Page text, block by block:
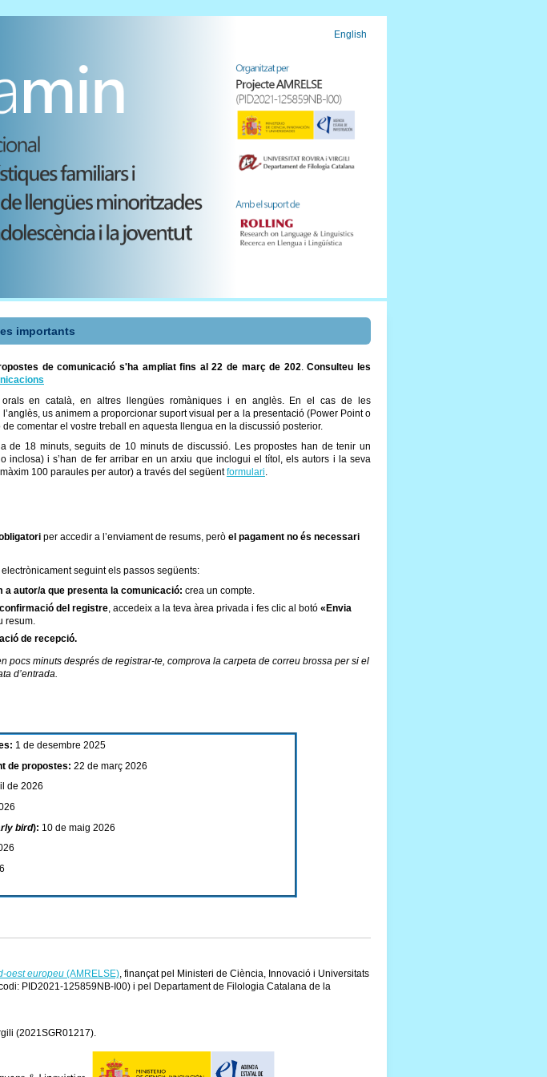
English
importants
de comunicació s'ha ampliat fins al 22 de març de 202.Consulteu les
orals en català, en altres llengües romàniques i en anglès. En el cas de les
us animem a proporcionar suport visual per a la presentació (Power Point o
comentar el vostre treball en aquesta llengua en la discussió posterior.
de 18 minuts, seguits de 10 minuts de discussió. Les propostes han de tenir un
inclosa) i s’han de fer arribar en un arxiu que inclogui el títol, els autors i la seva
100 paraules per autor) a través del següentformulari.
per accedir a l’enviament de resums, però el pagament no és necessari
seguint els passos següents:
a autor/a que presenta la comunicació: crea un compte.
del registre, accedeix a la teva àrea privada i fes clic al botó «Envia
resum.
de recepció.
pocs minuts després de registrar-te, comprova la carpeta de correu brossa per si el
d’entrada.
1 de desembre 2025
de propostes: 22 de març 2026
de 2026
bird): 10 de maig 2026
oest europeu (AMRELSE), finançat pel Ministeri de Ciència, Innovació i Universitats
PID2021-125859NB-I00) i pel Departament de Filologia Catalana de la
(2021SGR01217).